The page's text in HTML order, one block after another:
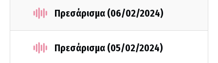
Πρεσάρισμα (06/02/2024)
Πρεσάρισμα (05/02/2024)